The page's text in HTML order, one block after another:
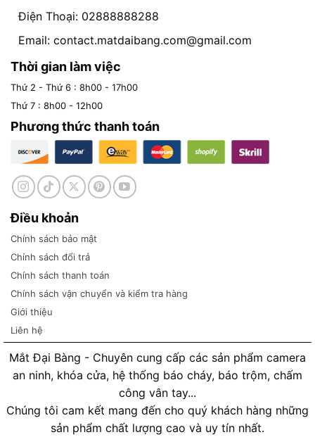
Điện Thoại: 02888888288
Email: contact.matdaibang.com@gmail.com
Thời gian làm việc
Thứ 2 - Thứ 6 : 8h00 - 17h00
Thứ 7 : 8h00 - 12h00
Phương thức thanh toán
Điều khoản
Chính sách bảo mật
Chính sách đổi trả
Chính sách thanh toán
Chính sách vận chuyển và kiểm tra hàng
Giới thiệu
Liên hệ
Mắt Đại Bàng - Chuyên cung cấp các sản phẩm camera
an ninh, khóa cửa, hệ thống báo cháy, báo trộm, chấm
công vân tay...
Chúng tôi cam kết mang đến cho quý khách hàng những
sản phẩm chất lượng cao và uy tín nhất.